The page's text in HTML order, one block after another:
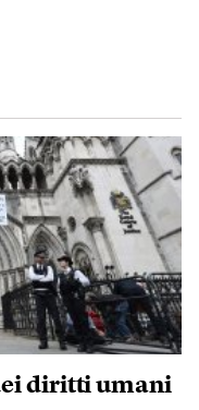
diritti umani